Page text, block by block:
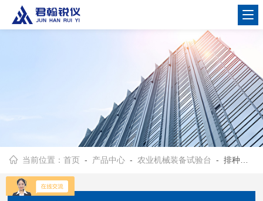
当前位置：首页 - 产品中心 - 农业机械装备试验台 - 排种试验台